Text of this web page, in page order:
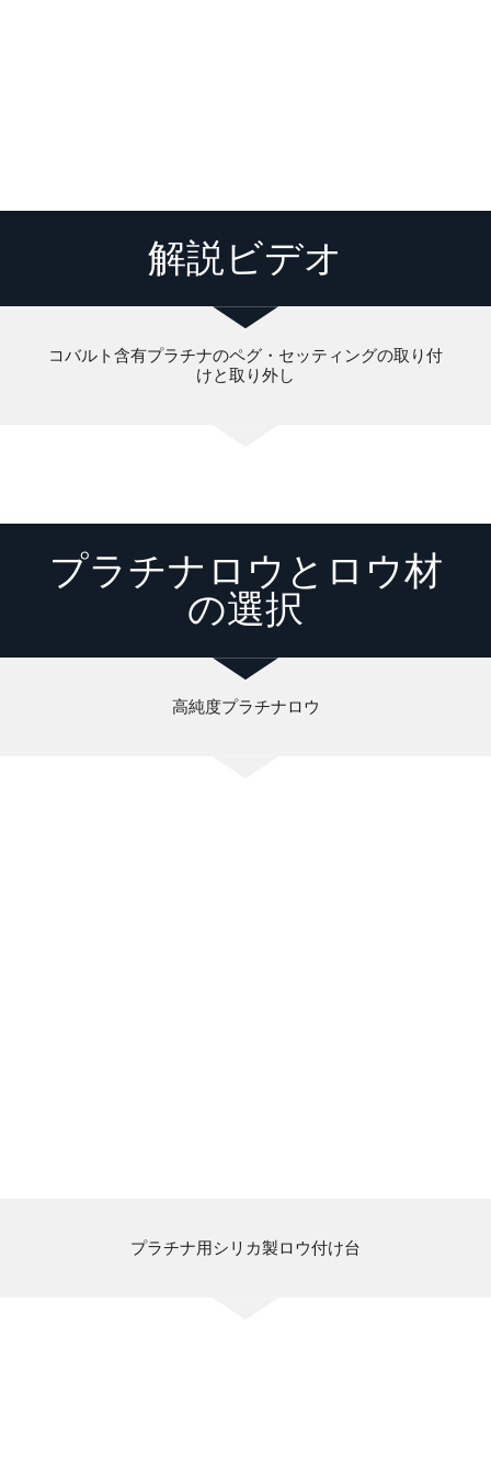
解説ビデオ
コバルト含有プラチナのペグ・セッティングの取り付
けと取り外し
プラチナロウとロウ材
の選択
高純度プラチナロウ
プラチナ用シリカ製ロウ付け台